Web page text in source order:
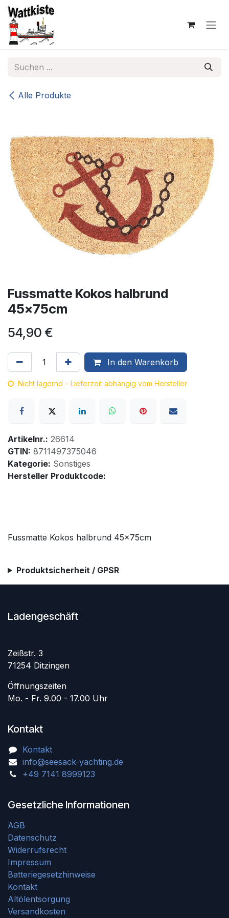
Zum Inhalt springen
Alle Produkte
Fussmatte Kokos halbrund
45x75cm
54,90 €
In den Warenkorb
Nicht lagernd – Lieferzeit abhängig vom Hersteller
Artikelnr.: 26614
GTIN: 8711497375046
Kategorie: Sonstiges
Hersteller Produktcode:
Fussmatte Kokos halbrund 45x75cm
Produktsicherheit / GPSR
Ladengeschäft
Zeißstr. 3
71254 Ditzingen
Öffnungszeiten
Mo. - Fr. 9.00 - 17.00 Uhr
Kontakt
Kontakt
info@seesack-yachting.de
+49 7141 8999123
Gesetzliche Informationen
AGB
Datenschutz
Widerrufsrecht
Impressum
Batteriegesetzhinweise
Kontakt
Altölentsorgung
Versandkosten